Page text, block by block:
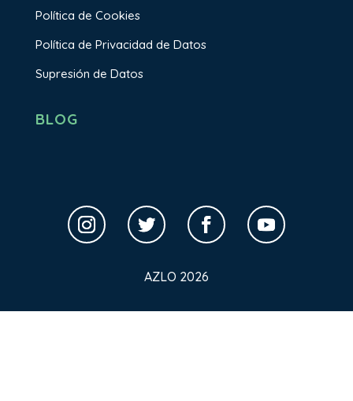
Política de Cookies
Política de Privacidad de Datos
Supresión de Datos
BLOG
AZLO 2026